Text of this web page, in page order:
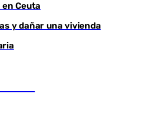
Ceuta
y dañar una vivienda